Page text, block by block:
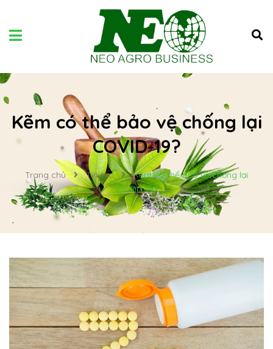
Kẽm có thể bảo vệ chống lại
COVID-19?
Trang chủ Tin tức
Kẽm có thể bảo vệ chống lại
COVID-19?